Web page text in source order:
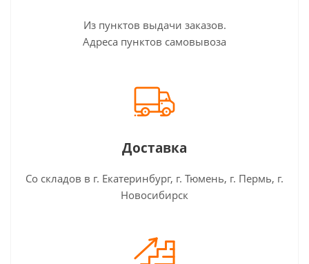
Из пунктов выдачи заказов.
Адреса пунктов самовывоза
Доставка
Со складов в г. Екатеринбург, г. Тюмень, г. Пермь, г.
Новосибирск